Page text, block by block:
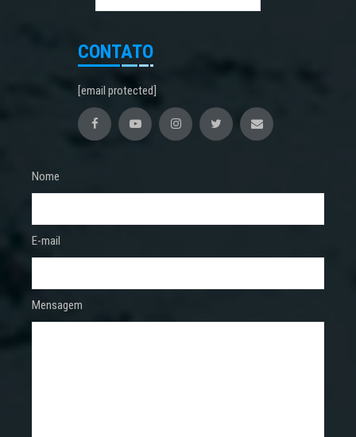
CONTATO
[email protected]
Nome
E-mail
Mensagem